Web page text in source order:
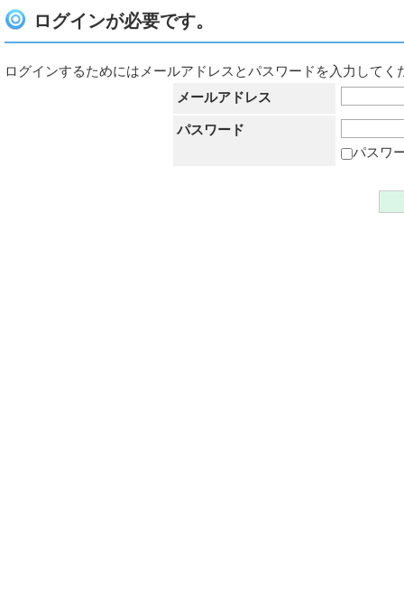
ログインが必要です。
ログインするためにはメールアドレスとパスワードを入力してく
メールアドレス
パスワード
パスワ